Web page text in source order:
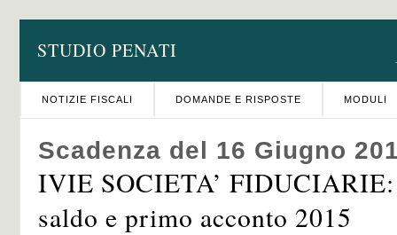
STUDIO PENATI
NOTIZIE FISCALI DOMANDE E RISPOSTE MODULI
Scadenza del 16 Giugno
IVIE SOCIETA’ FIDUCIARIE:
saldo e primo acconto 2015